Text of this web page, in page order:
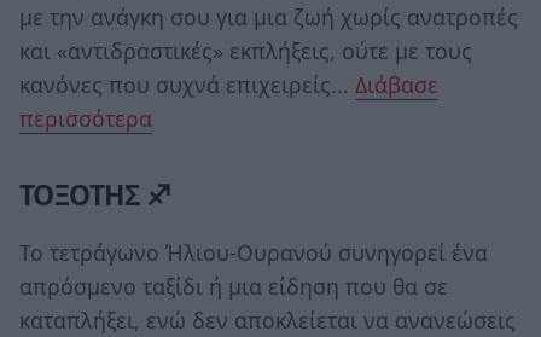
με την ανάγκη σου για μια ζωή χωρίς ανατροπές
και «αντιδραστικές» εκπλήξεις, ούτε με τους
κανόνες που συχνά επιχειρείς... Διάβασε
περισσότερα
ΤΟΞΟΤΗΣ ♐
Το τετράγωνο Ήλιου-Ουρανού συνηγορεί ένα
απρόσμενο ταξίδι ή μια είδηση που θα σε
καταπλήξει, ενώ δεν αποκλείεται να ανανεώσεις